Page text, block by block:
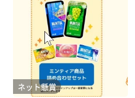
ネット懸賞